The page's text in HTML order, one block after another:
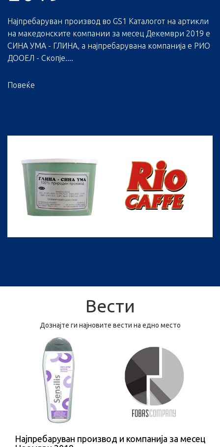
Најпребаруван производ во GS1 Каталогот на артикли
на македонските компании за месец Декември 2019 е
СИНА УМА - ГЛИНА, а најпребарувана компанија е РИО
ДООЕЛ - Скопје....
Повеќе
Вести
Дознајте ги најновите вести на едно место
Најпребаруван производ и компанија за месец